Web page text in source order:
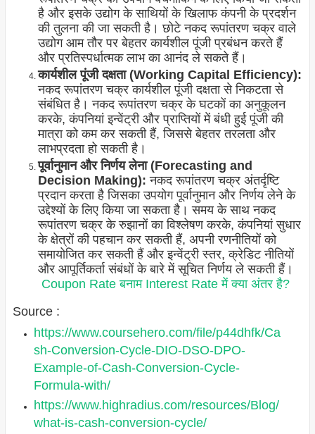
है और इसके उद्योग के साथियों के खिलाफ कंपनी के प्रदर्शन
की तुलना की जा सकती है। छोटे नकद रूपांतरण चक्र वाले
उद्योग आम तौर पर बेहतर कार्यशील पूंजी प्रबंधन करते हैं
और प्रतिस्पर्धात्मक लाभ का आनंद ले सकते हैं।
कार्यशील पूंजी दक्षता (Working Capital Efficiency):
नकद रूपांतरण चक्र कार्यशील पूंजी दक्षता से निकटता से
संबंधित है। नकद रूपांतरण चक्र के घटकों का अनुकूलन
करके, कंपनियां इन्वेंट्री और प्राप्तियों में बंधी हुई पूंजी की
मात्रा को कम कर सकती हैं, जिससे बेहतर तरलता और
लाभप्रदता हो सकती है।
पूर्वानुमान और निर्णय लेना (Forecasting and
Decision Making): नकद रूपांतरण चक्र अंतर्दृष्टि
प्रदान करता है जिसका उपयोग पूर्वानुमान और निर्णय लेने के
उद्देश्यों के लिए किया जा सकता है। समय के साथ नकद
रूपांतरण चक्र के रुझानों का विश्लेषण करके, कंपनियां सुधार
के क्षेत्रों की पहचान कर सकती हैं, अपनी रणनीतियों को
समायोजित कर सकती हैं और इन्वेंट्री स्तर, क्रेडिट नीतियों
और आपूर्तिकर्ता संबंधों के बारे में सूचित निर्णय ले सकती हैं।
Coupon Rate बनाम Interest Rate में क्या अंतर है?
Source :
https://www.coursehero.com/file/p44dhfk/Ca
sh-Conversion-Cycle-DIO-DSO-DPO-
Example-of-Cash-Conversion-Cycle-
Formula-with/
https://www.highradius.com/resources/Blog/
what-is-cash-conversion-cycle/